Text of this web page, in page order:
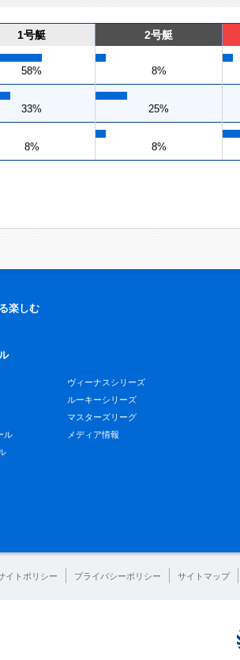
1号艇 2号艇
58% 8%
33% 25%
8% 8%
楽しむ
ル
ヴィーナスシリーズ
ルーキーシリーズ
マスターズリーグ
メディア情報
イトポリシー プライバシーポリシー サイトマップ